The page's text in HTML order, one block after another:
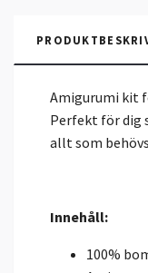
Amigurumi kit
Perfekt för dig
allt som
Innehåll:
100%